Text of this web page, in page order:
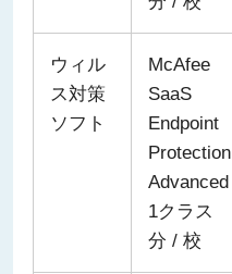
ウィル
ス対策
ソフト
McAfee
SaaS
Endpoint
Protection
Advanced
1クラス
分 / 校